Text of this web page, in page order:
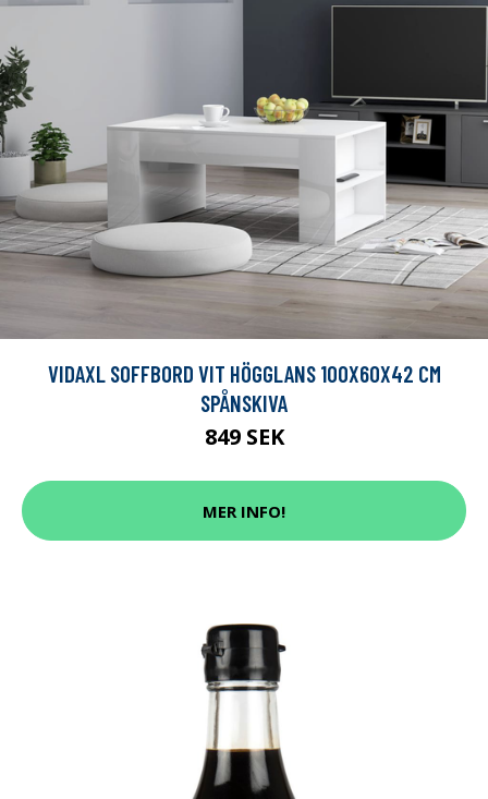
VIDAXL SOFFBORD VIT HÖGGLANS 100X60X42 CM
SPÅNSKIVA
849 SEK
MER INFO!